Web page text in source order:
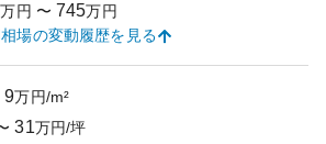
万円 〜 745万円
場の変動履歴を見る
9万円/m²
31万円/坪